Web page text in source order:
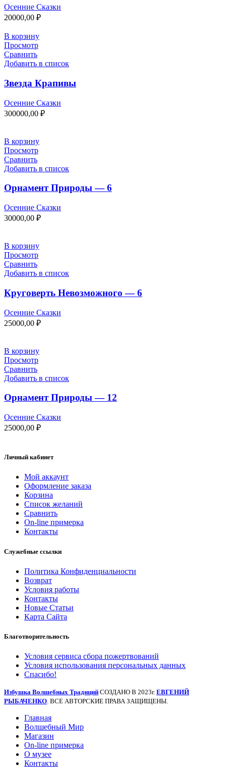
Осенние Сказки
20000,00 ₽
В корзину
Просмотр
Сравнить
Добавить в список
Звезда Крапивы
Осенние Сказки
300000,00 ₽
В корзину
Просмотр
Сравнить
Добавить в список
Орнамент Природы — 6
Осенние Сказки
30000,00 ₽
В корзину
Просмотр
Сравнить
Добавить в список
Круговерть Невозможного — 6
Осенние Сказки
25000,00 ₽
В корзину
Просмотр
Сравнить
Добавить в список
Орнамент Природы — 12
Осенние Сказки
25000,00 ₽
Личный кабинет
Мой аккаунт
Оформление заказа
Корзина
Список желаний
Сравнить
On-line примерка
Контакты
Служебные ссылки
Политика Конфиденциальности
Возврат
Условия работы
Контакты
Новые Статьи
Карта Сайта
Благотворительность
Условия сервиса сбора пожертвований
Условия использования персональных данных
Спасибо!
Избушка Волшебных Традиций СОЗДАНО В 2023г. ЕВГЕНИЙ
РЫБАЧЕНКО. ВСЕ АВТОРСКИЕ ПРАВА ЗАЩИЩЕНЫ.
Главная
Волшебный Мир
Магазин
On-line примерка
О музее
Контакты